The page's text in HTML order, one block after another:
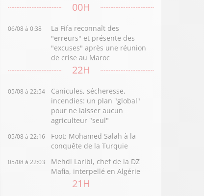
00H
06/08 à 0:38
La Fifa reconnaît des
"erreurs" et présente des
"excuses" après une réunion
de crise au Maroc
22H
05/08 à 22:54
Canicules, sécheresse,
incendies: un plan "global"
pour ne laisser aucun
agriculteur "seul"
05/08 à 22:16
Foot: Mohamed Salah à la
conquête de la Turquie
05/08 à 22:03
Mehdi Laribi, chef de la DZ
Mafia, interpellé en Algérie
21H